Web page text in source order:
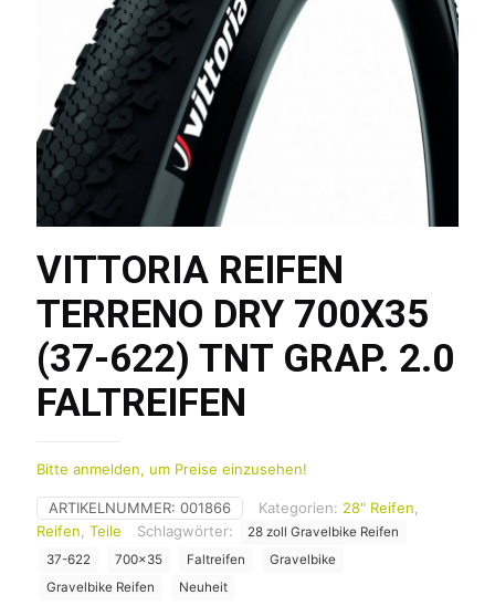
VITTORIA REIFEN
TERRENO DRY 700X35
(37-622) TNT GRAP. 2.0
FALTREIFEN
Bitte anmelden, um Preise einzusehen!
ARTIKELNUMMER: 001866 Kategorien: 28" Reifen
Reifen Teile Schlagwörter:
28 zoll Gravelbike Reifen
37-622
700x35 Faltreifen
Gravelbike
Gravelbike Reifen
Neuheit